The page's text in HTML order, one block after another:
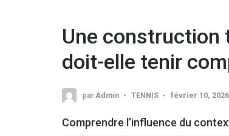
Une construction
doit-elle tenir
par Admin TENNIS février 10, 2026
Comprendre l’influence du